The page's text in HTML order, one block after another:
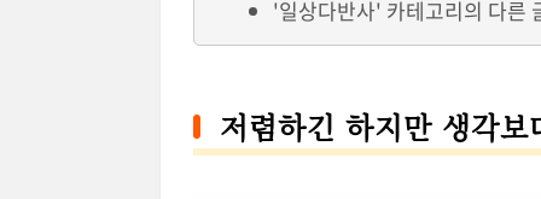
'일상다반사' 카테고리의 다른
저렴하긴 하지만 생각보